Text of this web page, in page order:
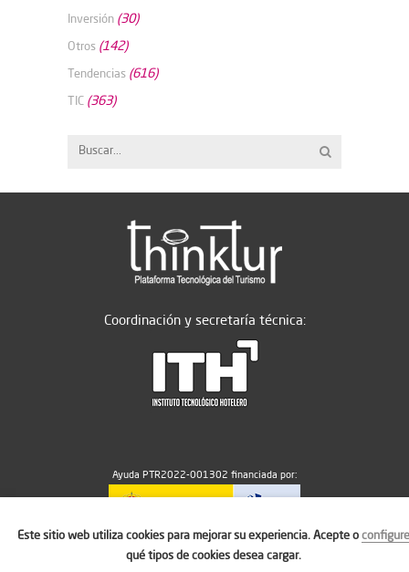
Inversión (30)
Otros (142)
Tendencias (616)
TIC (363)
Coordinación y secretaría técnica:
Ayuda PTR2022-001302 financiada por:
MICIU/AEI/10.13039/501100011033
Este sitio web utiliza cookies para mejorar su experiencia. Acepte oconfigure
qué tipos de cookies desea cargar.